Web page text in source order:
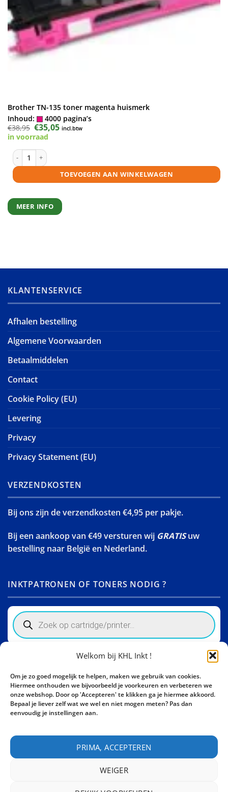
Welkom bij KHL Inkt !
Om je zo goed mogelijk te helpen, maken we gebruik van cookies.
Hiermee onthouden we bijvoorbeeld je voorkeuren en verbeteren we
onze webshop. Door op 'Accepteren' te klikken ga je hiermee akkoord.
Bepaal je liever zelf wat we wel en niet mogen meten? Pas dan
eenvoudig je instellingen aan.
PRIMA, ACCEPTEREN
WEIGER
Brother TN-135 toner magenta huismerk
Inhoud:
4000 pagina’s
€38,95 Oorspronkelijke
prijs
was:
€35,05Huidige
prijs
incl.btw
in voorraad
Brother TN-135 toner magenta huismerk aantal
TOEVOEGEN AAN WINKELWAGEN
MEER INFO
KLANTENSERVICE
Afhalen bestelling
Algemene Voorwaarden
Betaalmiddelen
Contact
Cookie Policy (EU)
Levering
Privacy
Privacy Statement (EU)
VERZENDKOSTEN
Bij ons zijn de verzendkosten €4,95 per pakje.
Bij een aankoop van €49 versturen wij GRATISuw
bestelling naar België en Nederland.
INKTPATRONEN OF TONERS NODIG ?
Products
search
Activity Invest BV - KHL, Kempische Steenweg 274
3500 Hasselt - België BE0862447190
Bel ons nu:+32 11 261499